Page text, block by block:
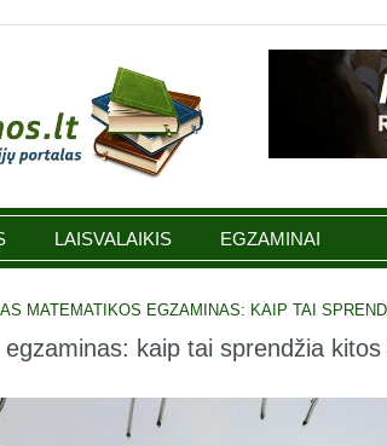
LAISVALAIKIS EGZAMINAI
MATEMATIKOS EGZAMINAS: KAIP TAI
kaip tai sprendžia kitos